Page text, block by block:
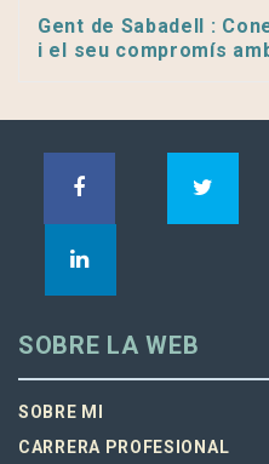
Gent de Sabadell :
i el seu compromís
SOBRE LA WEB
SOBRE MI
CARRERA PROFESIONAL